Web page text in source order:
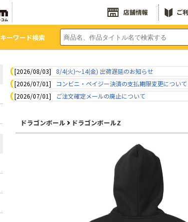
キーワード検索
[2026/08/03]
8/4(火)～14(金) 出荷遅延のお知らせ
[2026/07/01]
コンビニ・ペイジー決済の支払期限変更について
[2026/07/01]
ご注文確定メールの廃止について
ドラゴンボール ドラゴンボールZ